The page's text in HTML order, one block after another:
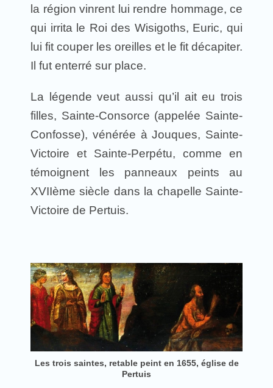
la région vinrent lui rendre hommage, ce
qui irrita le Roi des Wisigoths, Euric, qui
lui fit couper les oreilles et le fit décapiter.
Il fut enterré sur place.
La légende veut aussi qu’il ait eu trois
filles, Sainte-Consorce (appelée Sainte-
Confosse), vénérée à Jouques, Sainte-
Victoire et Sainte-Perpétu, comme en
témoignent les panneaux peints au
XVIIème siècle dans la chapelle Sainte-
Victoire de Pertuis.
Les trois saintes, retable peint en 1655, église de
Pertuis